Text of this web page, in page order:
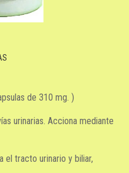
de 310 mg. )
urinarias. Acciona mediante
el tracto urinario y biliar,